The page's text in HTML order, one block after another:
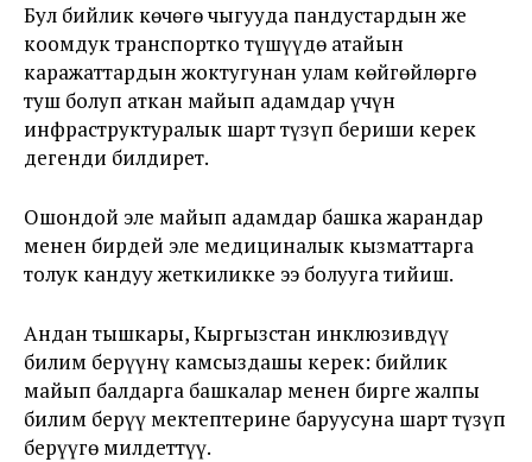
Бул бийлик көчөгө чыгууда пандустардын же
коомдук транспортко түшүүдө атайын
каражаттардын жоктугунан улам көйгөйлөргө
туш болуп аткан майып адамдар үчүн
инфраструктуралык шарт түзүп бериши керек
дегенди билдирет.
Ошондой эле майып адамдар башка жарандар
менен бирдей эле медициналык кызматтарга
толук кандуу жеткиликке ээ болууга тийиш.
Андан тышкары, Кыргызстан инклюзивдүү
билим берүүнү камсыздашы керек: бийлик
майып балдарга башкалар менен бирге жалпы
билим берүү мектептерине баруусуна шарт түзүп
берүүгө милдеттүү.